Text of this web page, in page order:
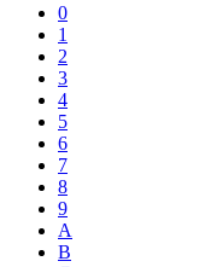
0
1
2
3
4
5
6
7
8
9
A
B